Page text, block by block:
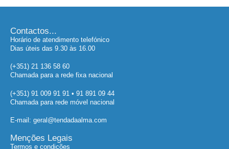
Contactos...
Horário de atendimento telefónico
Dias úteis das 9.30 às 16.00
(+351) 21 136 58 60
Chamada para a rede fixa nacional
(+351) 91 009 91 91 • 91 891 09 44
Chamada para rede móvel nacional
E-mail: geral@tendadaalma.com
Menções Legais
Termos e condições